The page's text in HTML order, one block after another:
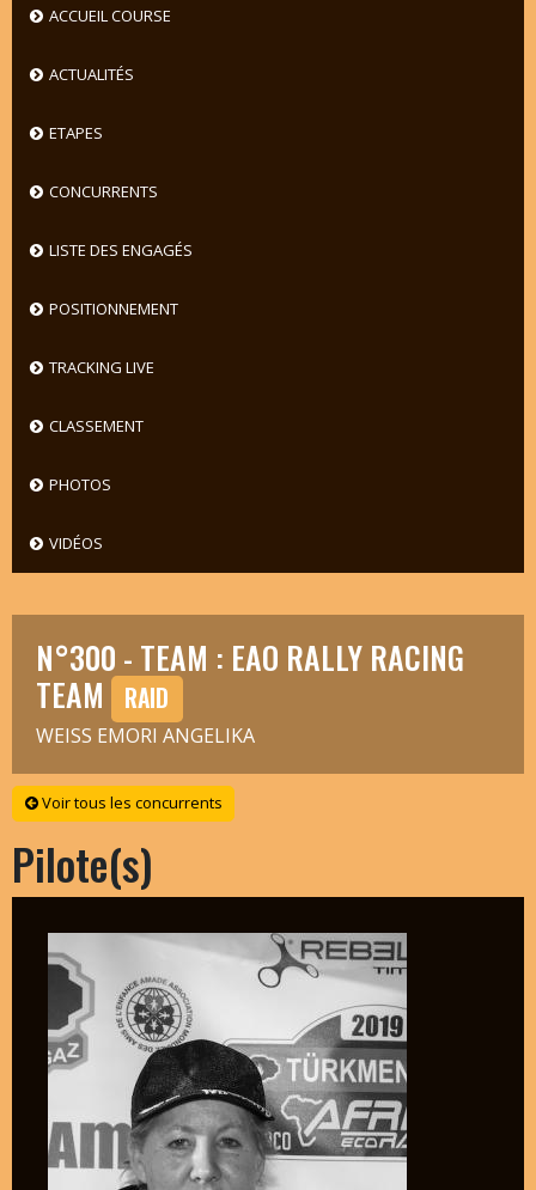
ACCUEIL COURSE
ACTUALITÉS
ETAPES
CONCURRENTS
LISTE DES ENGAGÉS
POSITIONNEMENT
TRACKING LIVE
CLASSEMENT
PHOTOS
VIDÉOS
N°300 - TEAM : EAO RALLY RACING
TEAM RAID
WEISS EMORI ANGELIKA
Voir tous les concurrents
Pilote(s)